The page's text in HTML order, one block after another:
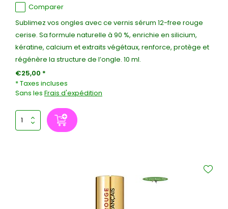
Comparer
Sublimez vos ongles avec ce vernis sérum 12-free rouge
cerise. Sa formule naturelle à 90 %, enrichie en silicium,
kératine, calcium et extraits végétaux, renforce, protège et
régénère la structure de l’ongle. 10 ml.
€25,00 *
* Taxes incluses
Sans les Frais d'expédition